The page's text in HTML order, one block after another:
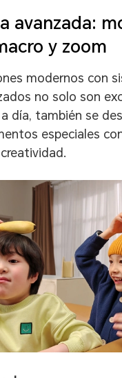
avanzada:
y zoom
modernos con
no solo son
día, también se
especiales